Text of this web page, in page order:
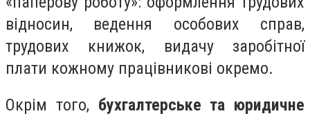
відносин, ведення особових справ,
трудових книжок, видачу заробітної
плати кожному працівникові окремо.
Окрім того, бухгалтерське та юридичне